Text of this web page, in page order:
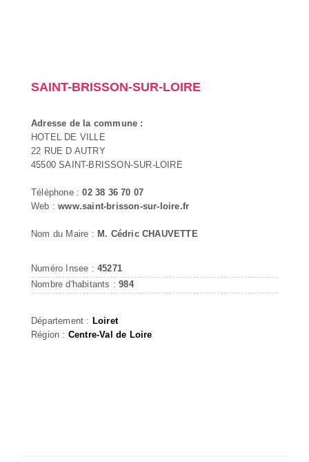
SAINT-BRISSON-SUR-LOIRE
Adresse de la commune :
HOTEL DE VILLE
22 RUE D AUTRY
45500 SAINT-BRISSON-SUR-LOIRE
Téléphone :02 38 36 70 07
Web :www.saint-brisson-sur-loire.fr
Nom du Maire : M. Cédric CHAUVETTE
Numéro Insee : 45271
Nombre d'habitants :984
Département : Loiret
Région : Centre-Val de Loire